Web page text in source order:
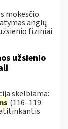
mokesčio
anglų
fiziniai
užsienio
skelbiama:
(116–119